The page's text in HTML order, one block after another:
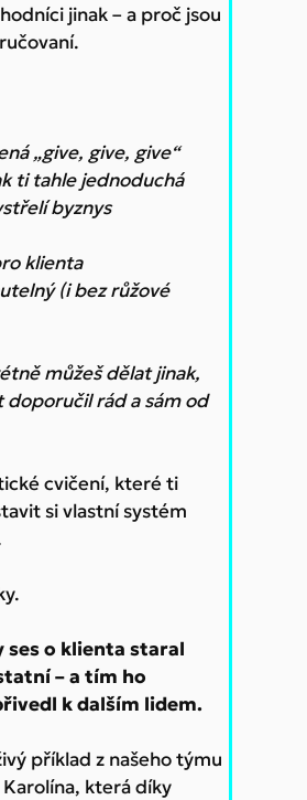
jinak – a proč jsou
„give, give, give“
ti tahle jednoduchá
byznys
klienta
(i bez růžové
můžeš dělat jinak,
doporučil rád a sám od
cvičení, které ti
si vlastní systém
ses o klienta staral
– a tím ho
k dalším lidem.
příklad z našeho týmu
která díky